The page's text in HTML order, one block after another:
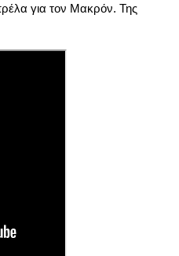
για τον Μακρόν. Της